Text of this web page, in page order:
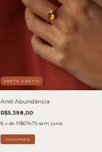
FRETE GRÁTIS
Anel Abundância
R$5.398,00
8 x de R$674,75 sem juros